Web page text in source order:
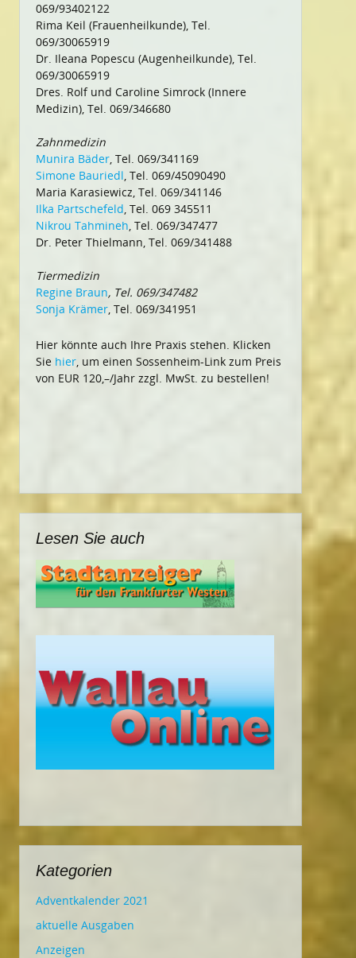
069/93402122
Rima Keil (Frauenheilkunde), Tel.
069/30065919
Dr. Ileana Popescu (Augenheilkunde), Tel.
069/30065919
Dres. Rolf und Caroline Simrock (Innere
Medizin), Tel. 069/346680
Zahnmedizin
Munira Bäder, Tel. 069/341169
Simone Bauriedl, Tel. 069/45090490
Maria Karasiewicz, Tel. 069/341146
Ilka Partschefeld, Tel. 069 345511
Nikrou Tahmineh, Tel. 069/347477
Dr. Peter Thielmann, Tel. 069/341488
Tiermedizin
Regine Braun, Tel. 069/347482
Sonja Krämer, Tel. 069/341951
Hier könnte auch Ihre Praxis stehen. Klicken
Sie hier, um einen Sossenheim-Link zum Preis
von EUR 120,–/Jahr zzgl. MwSt. zu bestellen!
Lesen Sie auch
Kategorien
Adventkalender 2021
aktuelle Ausgaben
Anzeigen